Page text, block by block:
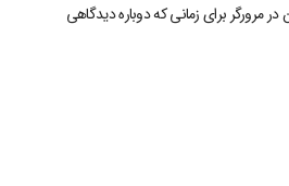
مرورگر برای زمانی که دوباره دیدگاهی